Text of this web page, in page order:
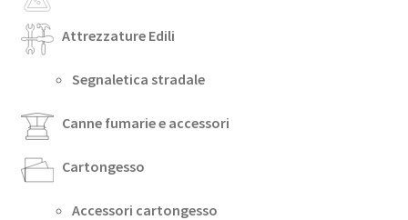
Attrezzature Edili
Segnaletica stradale
Canne fumarie e accessori
Cartongesso
Accessori cartongesso